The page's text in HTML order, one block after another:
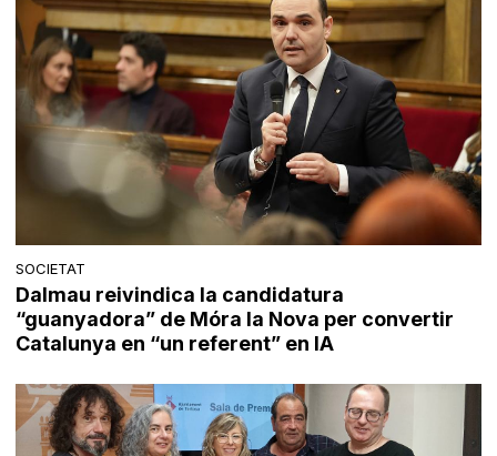
SOCIETAT
Dalmau reivindica la candidatura
“guanyadora” de Móra la Nova per convertir
Catalunya en “un referent” en IA